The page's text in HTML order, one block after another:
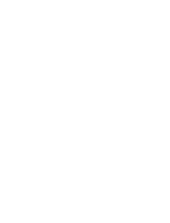
les médias